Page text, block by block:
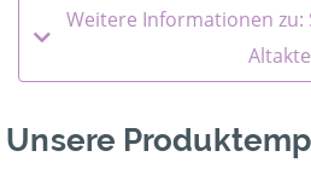
Weitere Informationen zu:
Unsere